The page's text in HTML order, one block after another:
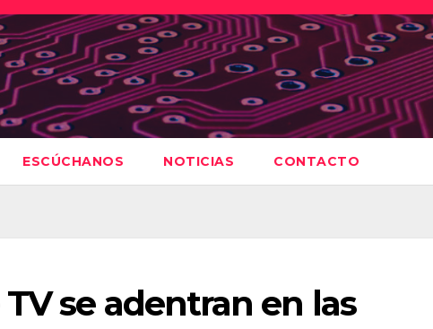
ESCÚCHANOS NOTICIAS CONTACTO
se adentran en las